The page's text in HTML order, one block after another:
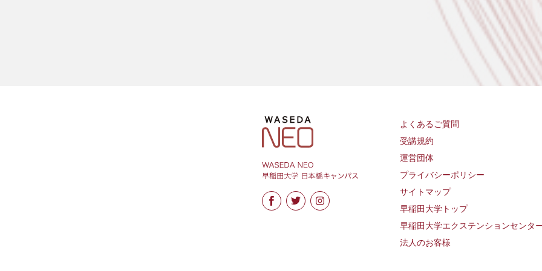
よくあるご質問
受講規約
運営団体
プライバシーポリシー
サイトマップ
早稲田大学トップ
早稲田大学エクステンションセンタ
法人のお客様